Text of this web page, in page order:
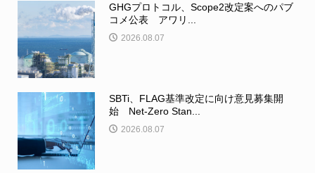
GHGプロトコル、Scope2改定案へのパブ
コメ公表 アワリ...
2026.08.07
SBTi、FLAG基準改定に向け意見募集開
始 Net-Zero Stan...
2026.08.07